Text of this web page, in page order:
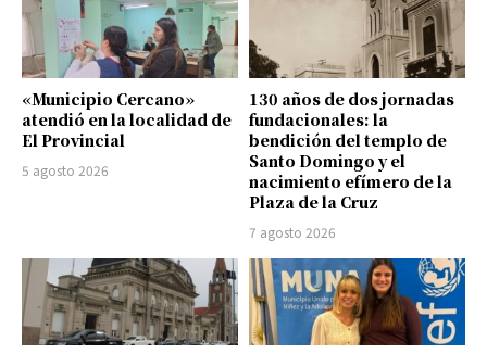
«Municipio Cercano»
atendió en la localidad de
El Provincial
5 agosto 2026
130 años de dos jornadas
fundacionales: la
bendición del templo de
Santo Domingo y el
nacimiento efímero de la
Plaza de la Cruz
7 agosto 2026